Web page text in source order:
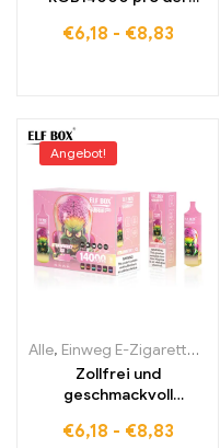
einen
€6,18 - €8,83
Angebot!
Alle, Einweg E-Zigaretten
Zollfrei und
geschmackvoll
außergewöhnlichen
€6,18 - €8,83